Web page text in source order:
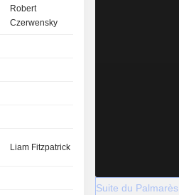
Robert
Czerwensky
Liam Fitzpatrick
Suite du Palmarès